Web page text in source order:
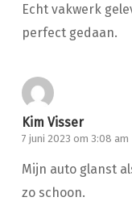
Echt vakwerk
perfect gedaan.
Kim Visser
7 juni 2023 om 3:08 am
Mijn auto glanst
zo schoon.